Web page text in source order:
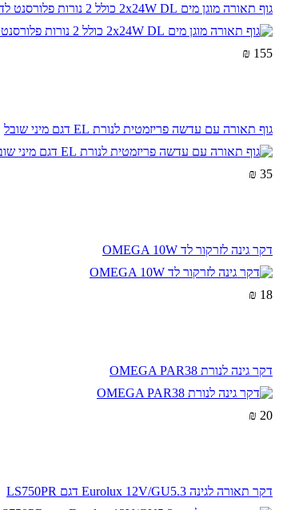
גוף תאורה מוגן מים 2x24W DL כולל 2 נורות פלורסנט לד FSL
155 ₪
גוף תאורה עם עדשה פריזמטית לנורת EL דגם מיני שובל
35 ₪
דקר גינה לזרקור לד OMEGA 10W
18 ₪
דקר גינה לנורת OMEGA PAR38
20 ₪
דקר תאורה לגינה Eurolux 12V/GU5.3 דגם LS750PR